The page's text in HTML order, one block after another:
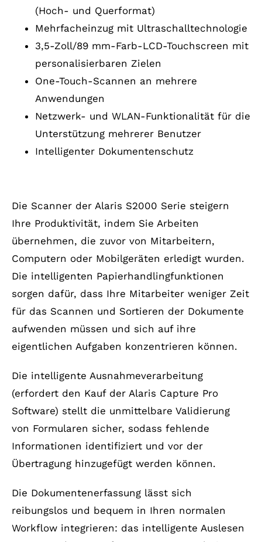
(Hoch- und Querformat)
Mehrfacheinzug mit Ultraschalltechnologie
3,5-Zoll/89 mm-Farb-LCD-Touchscreen mit
personalisierbaren Zielen
One-Touch-Scannen an mehrere
Anwendungen
Netzwerk- und WLAN-Funktionalität für die
Unterstützung mehrerer Benutzer
Intelligenter Dokumentenschutz
Die Scanner der Alaris S2000 Serie steigern
Ihre Produktivität, indem Sie Arbeiten
übernehmen, die zuvor von Mitarbeitern,
Computern oder Mobilgeräten erledigt wurden.
Die intelligenten Papierhandlingfunktionen
sorgen dafür, dass Ihre Mitarbeiter weniger Zeit
für das Scannen und Sortieren der Dokumente
aufwenden müssen und sich auf ihre
eigentlichen Aufgaben konzentrieren können.
Die intelligente Ausnahmeverarbeitung
(erfordert den Kauf der Alaris Capture Pro
Software) stellt die unmittelbare Validierung
von Formularen sicher, sodass fehlende
Informationen identifiziert und vor der
Übertragung hinzugefügt werden können.
Die Dokumentenerfassung lässt sich
reibungslos und bequem in Ihren normalen
Workflow integrieren: das intelligente Auslesen